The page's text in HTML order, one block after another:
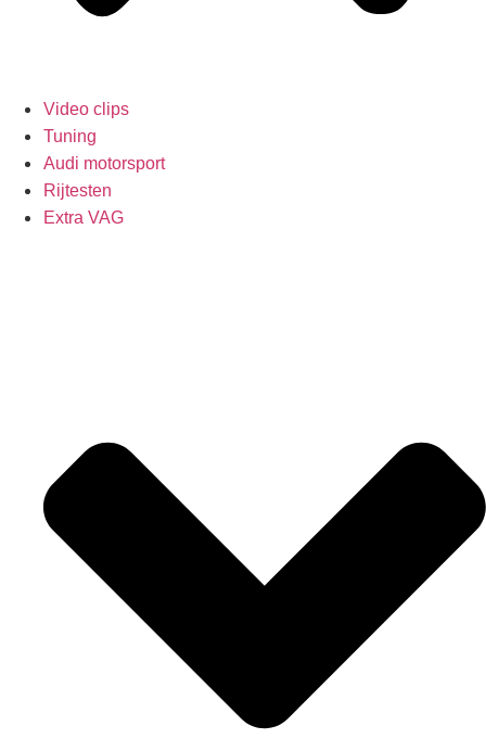
Video clips
Tuning
Audi motorsport
Rijtesten
Extra VAG